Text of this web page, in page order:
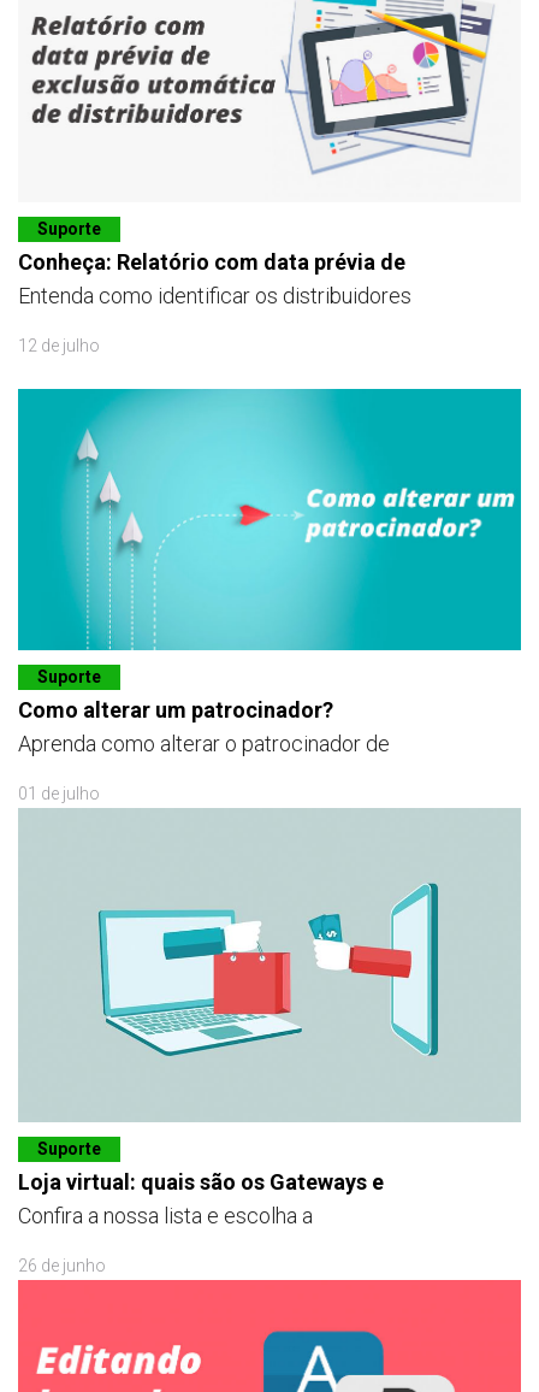
Suporte
Conheça: Relatório com data prévia de
Entenda como identificar os distribuidores
12 de julho
Suporte
Como alterar um patrocinador?
Aprenda como alterar o patrocinador de
01 de julho
Suporte
Loja virtual: quais são os Gateways e
Confira a nossa lista e escolha a
26 de junho